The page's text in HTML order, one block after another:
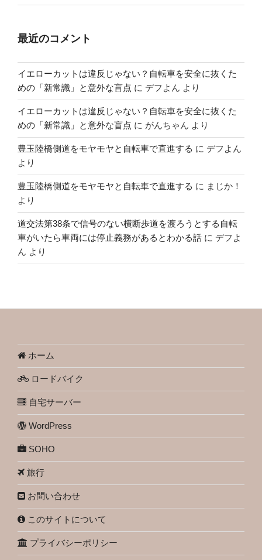
最近のコメント
イエローカットは違反じゃない？自転車を安全に抜くた
めの「新常識」と意外な盲点 に デフよん より
イエローカットは違反じゃない？自転車を安全に抜くた
めの「新常識」と意外な盲点 に がんちゃん より
豊玉陸橋側道をモヤモヤと自転車で直進する に デフよん
より
豊玉陸橋側道をモヤモヤと自転車で直進する に まじか！
より
道交法第38条で信号のない横断歩道を渡ろうとする自転
車がいたら車両には停止義務があるとわかる話 に デフよ
ん より
ホーム
ロードバイク
自宅サーバー
WordPress
SOHO
旅行
お問い合わせ
このサイトについて
プライバシーポリシー